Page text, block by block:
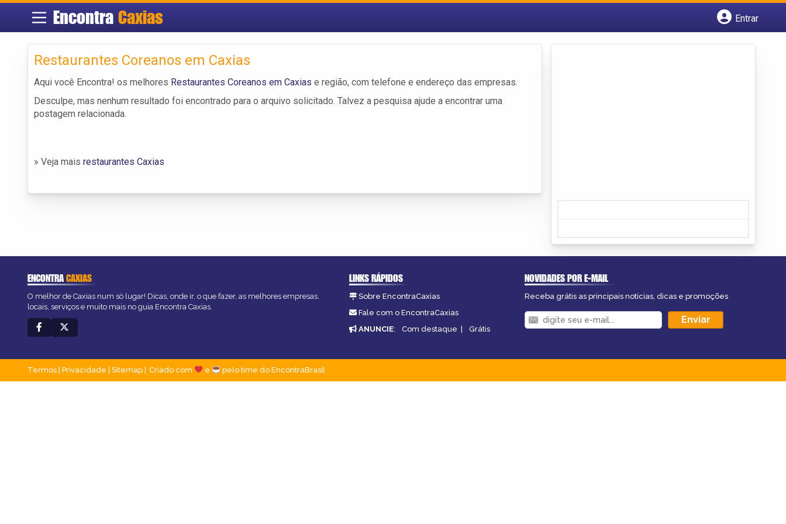
Encontra Caxias
Entrar
Restaurantes Coreanos em Caxias
Aqui você Encontra! os melhores Restaurantes Coreanos em Caxias e região, com telefone e endereço das empresas.
Desculpe, mas nenhum resultado foi encontrado para o arquivo solicitado. Talvez a pesquisa ajude a encontrar uma
postagem relacionada.
» Veja mais restaurantes Caxias
ENCONTRACAXIAS
O melhor de Caxias num só lugar! Dicas, onde ir, o que fazer, as melhores empresas,
locais, serviços e muito mais no guia Encontra Caxias.
LINKS RÁPIDOS
Sobre EncontraCaxias
Fale com o EncontraCaxias
ANUNCIE: Com destaque | Grátis
NOVIDADES POR E-MAIL
Receba grátis as principais notícias, dicas e promoções
Termos Privacidade Sitemap Criado com e pelo time do EncontraBrasil